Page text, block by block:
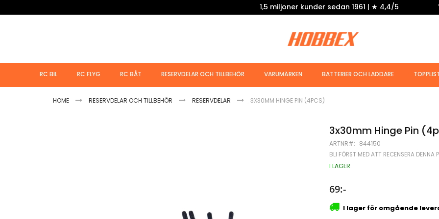
1,5 miljoner kunder sedan 1961 | ★ 4,4/5
RC BIL RC FLYG RC BÅT RESERVDELAR OCH TILLBEHÖR VARUMÄRKEN BATTERIER OCH LADDARE
HOME RESERVDELAR OCH TILLBEHÖR RESERVDELAR 3X30MM HINGE PIN (4PCS)
3x30mm Hinge Pin
ARTNR 844150
BLI FÖRST MED ATT RECENSERA DENNA
I LAGER
69:-
I lager för omgående